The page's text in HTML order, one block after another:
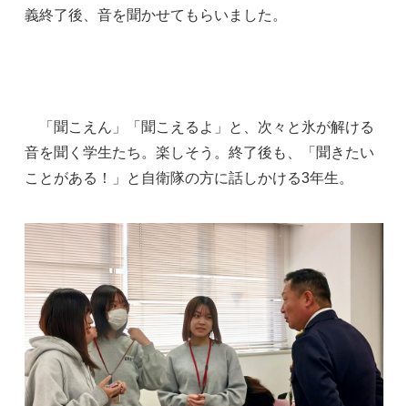
義終了後、音を聞かせてもらいました。
「聞こえん」「聞こえるよ」と、次々と氷が解ける
音を聞く学生たち。楽しそう。終了後も、「聞きたい
ことがある！」と自衛隊の方に話しかける3年生。